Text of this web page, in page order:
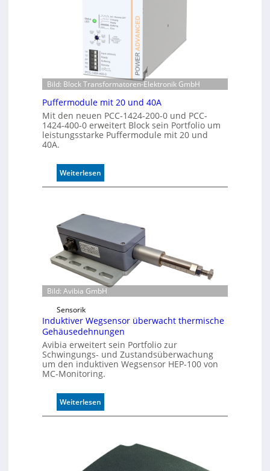
n
g
t
e
K
o
n
t
r
l
e
Bild: Block Transformatoren-Elektronik GmbH
Puffermodule mit 20 und 40A
Mit den neuen PCC-1424-200-0 und PCC-
1424-400-0 erweitert Block sein Portfolio um
leistungsstarke Puffermodule mit 20 und
40A.
Weiterlesen
P
f
r
o
d
u
l
m
i
t
2
0
u
4
Bild: Avibia GmbH
Sensorik
Induktiver Wegsensor überwacht thermische
Gehäusedehnungen
Avibia erweitert sein Portfolio zur
Schwingungs- und Zustandsüberwachung
um den induktiven Wegsensor HEP-100 von
MC-Monitoring.
Weiterlesen
I
k